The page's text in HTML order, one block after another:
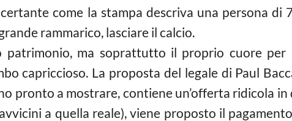
come la stampa descriva una persona di
rammarico, lasciare il calcio.
ma soprattutto il proprio cuore per
capriccioso. La proposta del legale di Paul
pronto a mostrare, contiene un’offerta ridicola
a quella reale), viene proposto il